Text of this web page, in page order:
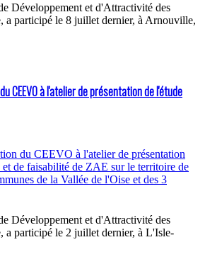
Développement et d'Attractivité des
a participé le 8 juillet dernier, à Arnouville,
CEEVO à l'atelier de présentation de l'étude
Développement et d'Attractivité des
a participé le 2 juillet dernier, à L'Isle-